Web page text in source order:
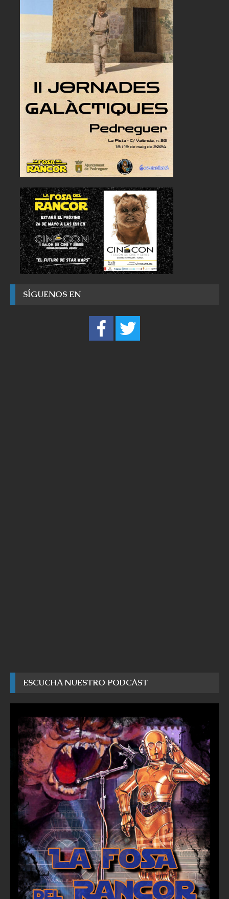
SÍGUENOS EN
ESCUCHA NUESTRO PODCAST